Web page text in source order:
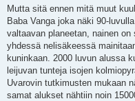
Mutta sitä ennen mitä muut
Baba Vanga joka näki 90-
valtaavan planeetan, nainen
yhdessä nelisäkeessä
kuninkaan. 2000 luvun alussa
leijuvan tunteja isojen
Uvarovin tutkimusten mukaan
samat alukset nähtiin noin